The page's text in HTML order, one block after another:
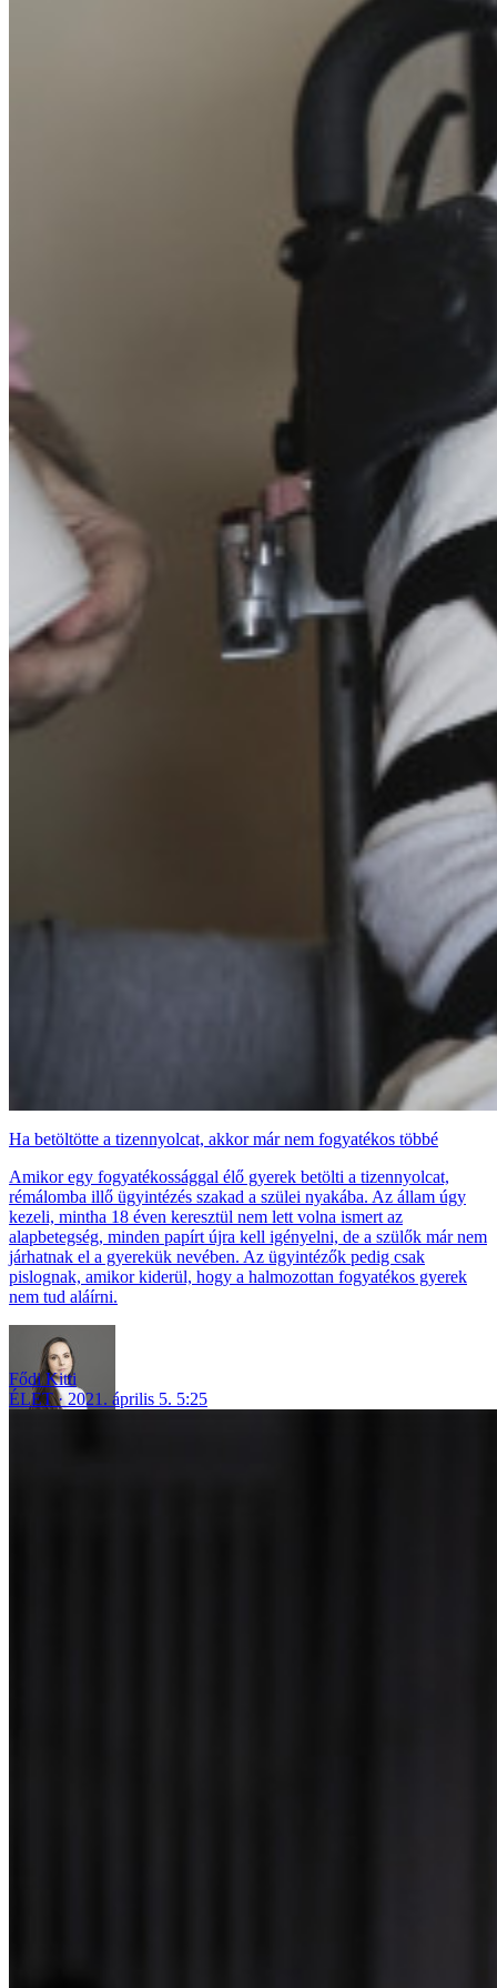
Ha betöltötte a tizennyolcat, akkor már nem fogyatékos többé
Amikor egy fogyatékossággal élő gyerek betölti a tizennyolcat,
rémálomba illő ügyintézés szakad a szülei nyakába. Az állam úgy
kezeli, mintha 18 éven keresztül nem lett volna ismert az
alapbetegség, minden papírt újra kell igényelni, de a szülők már nem
járhatnak el a gyerekük nevében. Az ügyintézők pedig csak
pislognak, amikor kiderül, hogy a halmozottan fogyatékos gyerek
nem tud aláírni.
Fődi Kitti
ÉLET
2021. április 5. 5:25